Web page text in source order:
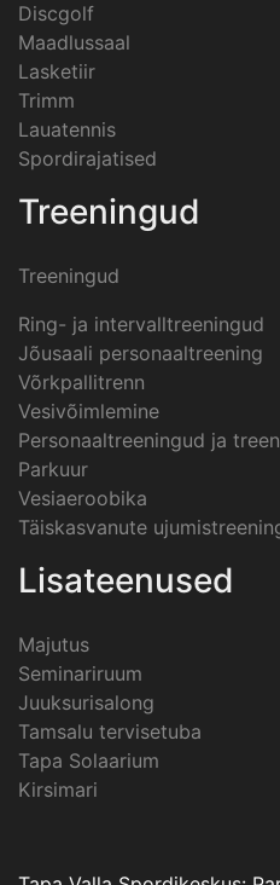
Discgolf
Maadlussaal
Lasketiir
Trimm
Lauatennis
Spordirajatised
Treeningud
Treeningud
Ring- ja intervalltreeningud
Jõusaali personaaltreening
Võrkpallitrenn
Vesivõimlemine
Personaaltreeningud ja
Parkuur
Vesiaeroobika
Täiskasvanute
Lisateenused
Majutus
Seminariruum
Juuksurisalong
Tamsalu tervisetuba
Tapa Solaarium
Kirsimari